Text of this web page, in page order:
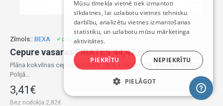
Zīmols:: BEXA ✔ pieejams uz vietas
Cepure vasaras PIRATES 44,47 cm
Plāna kokvilnas cepure.Sastāvs : 95% kokvilna, 5% elastāns.Ražots
Polijā...
3,41€
Bez nodokļa:2,82€
ENGLISH
Mūsu tīmekļa vietnē tiek izmantoti
sīkdatnes, lai uzlabotu vietnes tehnisku
darbību, analizētu vietnes izmantošanas
statistiku, un uzlabotu mūsu mārketinga
aktivitātes.
PIEKRĪTU NEPIEKRĪTU
PIELĀGOT